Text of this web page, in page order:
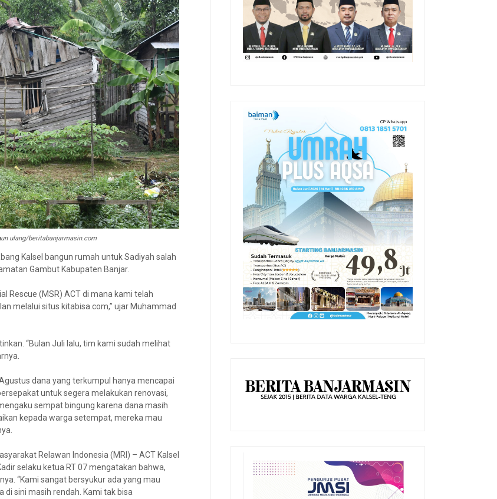
ulang/beritabanjarmasin.com
Kalsel bangun rumah untuk Sadiyah salah
Gambut Kabupaten Banjar.
Rescue (MSR) ACT di mana kami telah
melalui situs kitabisa.com,” ujar Muhammad
“Bulan Juli lalu, tim kami sudah melihat
dana yang terkumpul hanya mencapai
untuk segera melakukan renovasi,
sempat bingung karena dana masih
kepada warga setempat, mereka mau
Relawan Indonesia (MRI) – ACT Kalsel
selaku ketua RT 07 mengatakan bahwa,
“Kami sangat bersyukur ada yang mau
sini masih rendah. Kami tak bisa